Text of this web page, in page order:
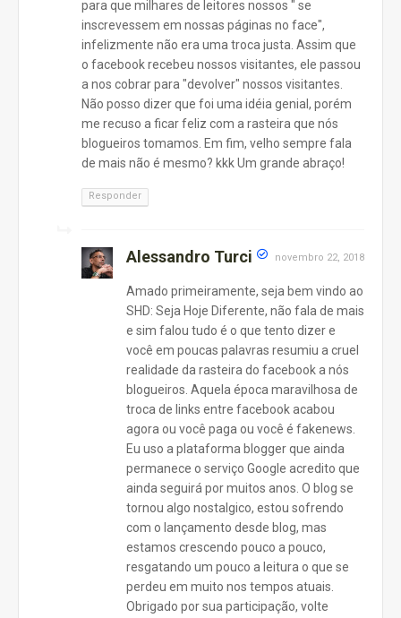
para que milhares de leitores nossos " se
inscrevessem em nossas páginas no face",
infelizmente não era uma troca justa. Assim que
o facebook recebeu nossos visitantes, ele passou
a nos cobrar para "devolver" nossos visitantes.
Não posso dizer que foi uma idéia genial, porém
me recuso a ficar feliz com a rasteira que nós
blogueiros tomamos. Em fim, velho sempre fala
de mais não é mesmo? kkk Um grande abraço!
Responder
Alessandro Turci novembro 22, 2018
Amado primeiramente, seja bem vindo ao
SHD: Seja Hoje Diferente, não fala de mais
e sim falou tudo é o que tento dizer e
você em poucas palavras resumiu a cruel
realidade da rasteira do facebook a nós
blogueiros. Aquela época maravilhosa de
troca de links entre facebook acabou
agora ou você paga ou você é fakenews.
Eu uso a plataforma blogger que ainda
permanece o serviço Google acredito que
ainda seguirá por muitos anos. O blog se
tornou algo nostalgico, estou sofrendo
com o lançamento desde blog, mas
estamos crescendo pouco a pouco,
resgatando um pouco a leitura o que se
perdeu em muito nos tempos atuais.
Obrigado por sua participação, volte